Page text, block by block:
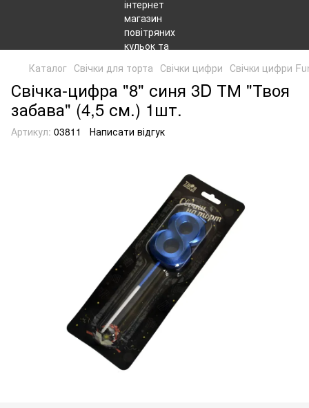
Каталог Свічки для торта Свічки цифри Свічки цифри
Свічка-цифра "8" синя 3D ТМ "Твоя
забава" (4,5 см.) 1шт.
Артикул: 03811 Написати відгук